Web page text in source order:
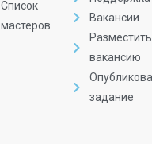
Список
мастеров
Вакансии
Разместить
вакансию
задание